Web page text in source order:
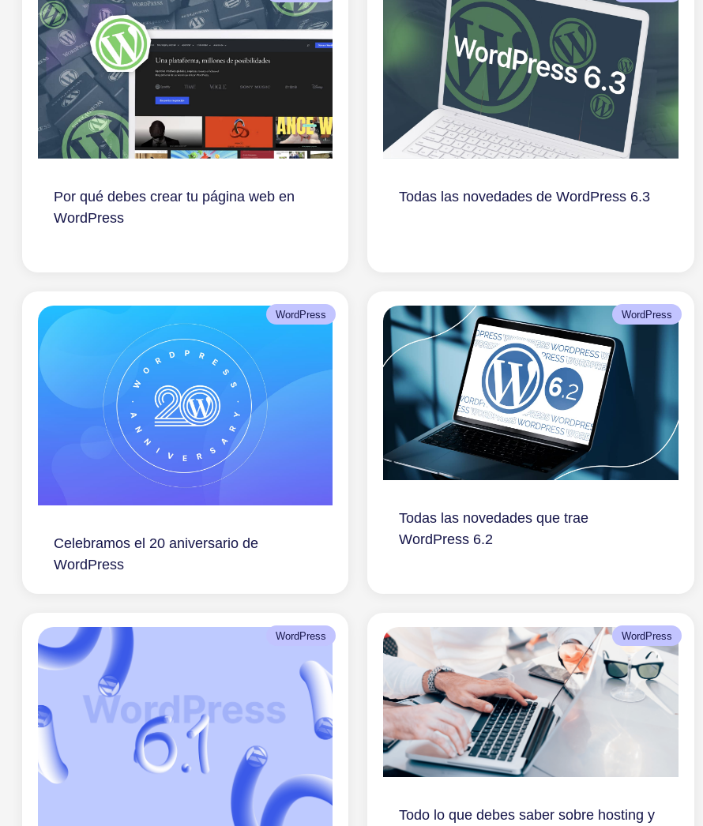
Por qué debes crear tu página web en
WordPress
Todas las novedades de WordPress 6.3
WordPress
Celebramos el 20 aniversario de
WordPress
WordPress
Todas las novedades que trae
WordPress 6.2
WordPress WordPress
Todo lo que debes saber sobre hosting y